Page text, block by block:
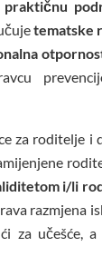
praktičnu
tematske
za roditelje i
i/li
razmjena
za učešće,